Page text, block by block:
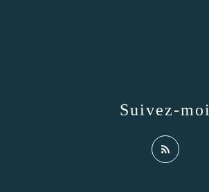
Suivez-moi